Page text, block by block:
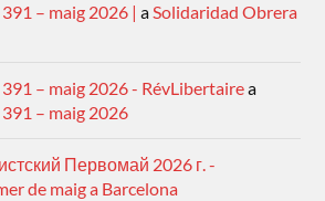
– maig 2026 | aSolidaridad Obrera
– maig 2026 - RévLibertairea
– maig 2026
Первомай 2026 г. -
de maig a Barcelona